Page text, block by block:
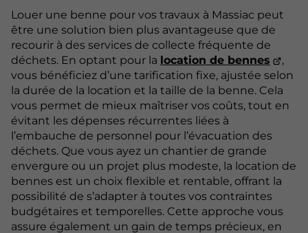
Louer une benne pour vos travaux à Massiac peut
être une solution bien plus avantageuse que de
recourir à des services de collecte fréquente de
déchets. En optant pour la location de bennes
,
vous bénéficiez d’une tarification fixe, ajustée selon
la durée de la location et la taille de la benne. Cela
vous permet de mieux maîtriser vos coûts, tout en
évitant les dépenses récurrentes liées à
l’embauche de personnel pour l’évacuation des
déchets. Que vous ayez un chantier de grande
envergure ou un projet plus modeste, la location de
bennes est un choix flexible et rentable, offrant la
possibilité de s’adapter à toutes vos contraintes
budgétaires et temporelles. Cette approche vous
assure également un gain de temps précieux, en